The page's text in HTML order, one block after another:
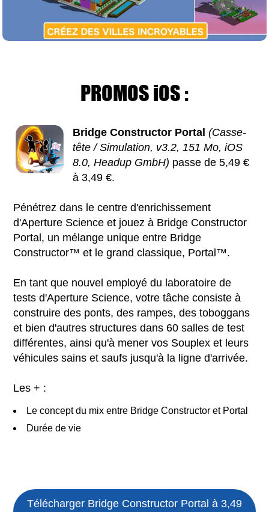
PROMOS iOS :
Bridge Constructor Portal (Casse-
tête / Simulation, v3.2, 151 Mo, iOS
8.0, Headup GmbH) passe de 5,49 €
à 3,49 €.
Pénétrez dans le centre d'enrichissement
d'Aperture Science et jouez à Bridge Constructor
Portal, un mélange unique entre Bridge
Constructor™ et le grand classique, Portal™.
En tant que nouvel employé du laboratoire de
tests d'Aperture Science, votre tâche consiste à
construire des ponts, des rampes, des toboggans
et bien d'autres structures dans 60 salles de test
différentes, ainsi qu'à mener vos Souplex et leurs
véhicules sains et saufs jusqu'à la ligne d'arrivée.
Les + :
Le concept du mix entre Bridge Constructor et Portal
Durée de vie
Télécharger Bridge Constructor Portal à 3,49